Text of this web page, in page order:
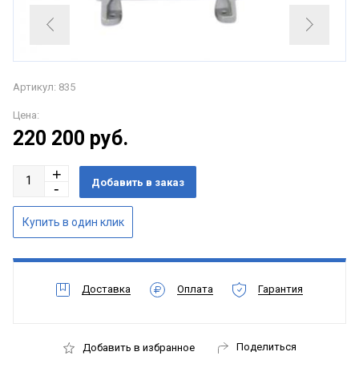
Артикул: 835
Цена:
220 200 руб.
Доставка Оплата Гарантия
Добавить в избранное Поделиться